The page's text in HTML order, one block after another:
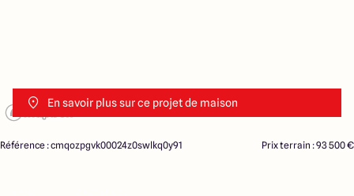
En savoir plus sur ce projet de maison
Référence : cmqozpgvk00024z0swlkq0y91 Prix terrain : 93 500 €